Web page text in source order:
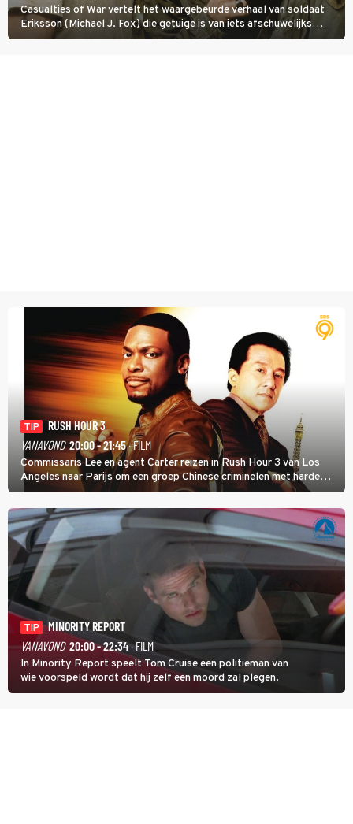
Casualties of War vertelt het waargebeurde verhaal van soldaat
Eriksson (Michael J. Fox) die getuige is van iets afschuwelijks
tijdens de Vietnamoorlog. Hij besluit uit de school te klappen.
TIP
RUSH HOUR 3
VANAVOND 20:00 - 21:45· FILM
Commissaris Lee en agent Carter reizen in Rush Hour 3 van Los
Angeles naar Parijs om een groep Chinese criminelen met harde
hand aan te pakken.
TIP
MINORITY REPORT
VANAVOND 20:00 - 22:34· FILM
In Minority Report speelt Tom Cruise een politieman van
wie voorspeld wordt dat hij zelf een moord zal plegen.